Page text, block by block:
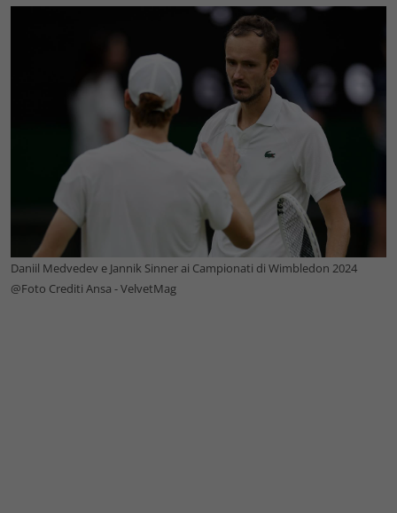
Daniil Medvedev e Jannik Sinner ai Campionati di Wimbledon 2024
@Foto Crediti Ansa - VelvetMag